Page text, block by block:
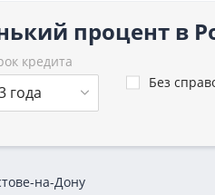
Банк
займов
Кредитный Банк
процент в
кредита
года
Без
на-Дону